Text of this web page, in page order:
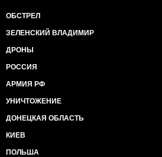
ОБСТРЕЛ
ЗЕЛЕНСКИЙ ВЛАДИМИР
ДРОНЫ
РОССИЯ
АРМИЯ РФ
УНИЧТОЖЕНИЕ
ДОНЕЦКАЯ ОБЛАСТЬ
КИЕВ
ПОЛЬША